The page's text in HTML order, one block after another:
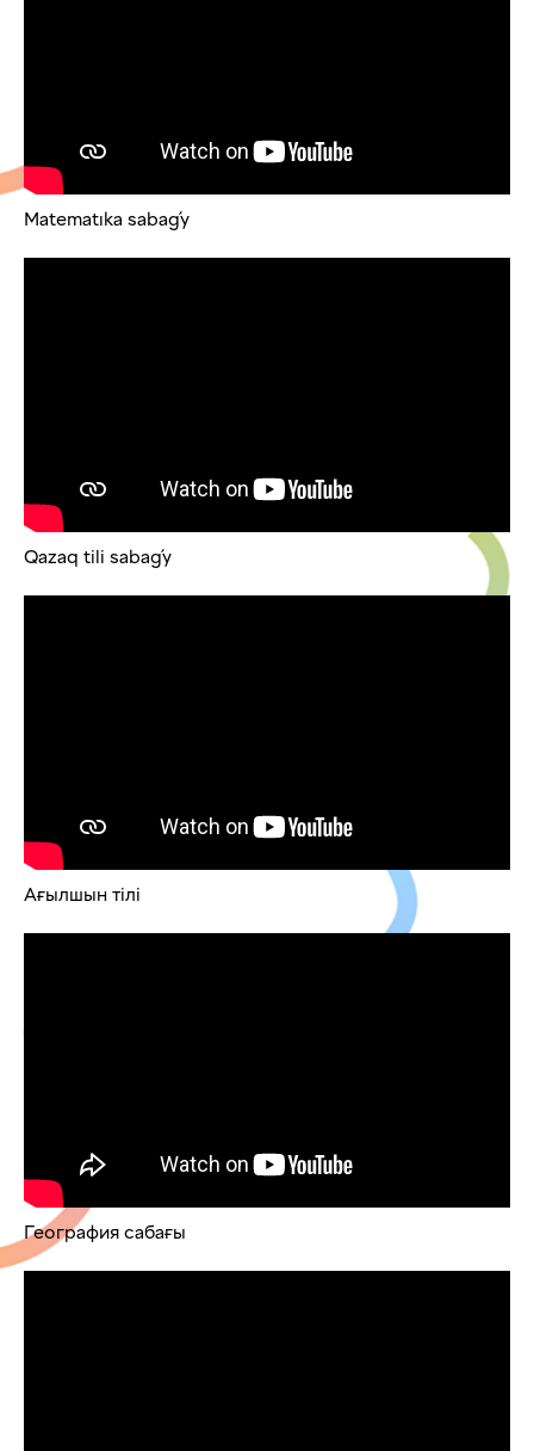
Matematıka sabaǵy
Qazaq tili sabaǵy
Ағылшын тілі
География сабағы